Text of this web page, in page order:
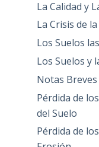
La Calidad y
La Crisis de
Los Suelos
Los Suelos y
Notas
Pérdida de
del Suelo
Pérdida de